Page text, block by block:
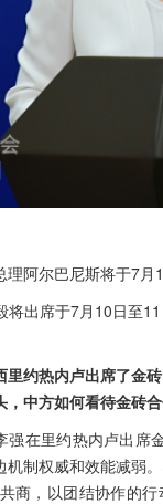
阿尔巴尼斯将于7
将出席于7月10日至
约热内卢出席了金
中方如何看待金砖
在里约热内卢出
制权威和效能减弱
商，以团结协作的